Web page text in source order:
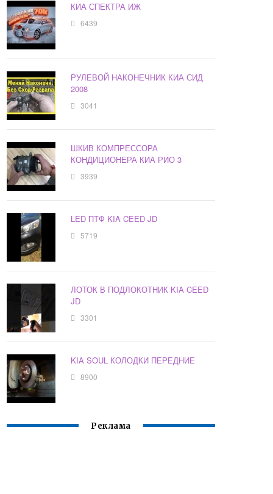
КИА СПЕКТРА ИЖ
6439
РУЛЕВОЙ НАКОНЕЧНИК КИА СИД
2008
3041
ШКИВ КОМПРЕССОРА
КОНДИЦИОНЕРА КИА РИО 3
3939
LED ПТФ KIA CEED JD
5719
ЛОТОК В ПОДЛОКОТНИК KIA CEED
JD
3301
KIA SOUL КОЛОДКИ ПЕРЕДНИЕ
8900
Реклама